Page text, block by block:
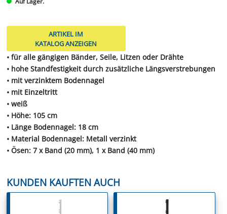
ARTIKEL IM
KATALOG ANZEIGEN
• für alle gängigen Bänder, Seile, Litzen oder Drähte
• hohe Standfestigkeit durch zusätzliche Längsverstrebungen
• mit verzinktem Bodennagel
• mit Einzeltritt
• weiß
• Höhe: 105 cm
• Länge Bodennagel: 18 cm
• Material Bodennagel: Metall verzinkt
• Ösen: 7 x Band (20 mm), 1 x Band (40 mm)
KUNDEN KAUFTEN AUCH